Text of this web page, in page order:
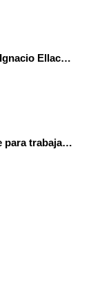
Presentación IES CIFPD Ignacio Ellacuría
Instala MakeCode Arcade para trabajar offline en tu tablet, ordenador, Chromebook